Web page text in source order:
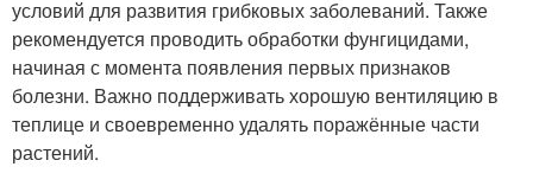
условий для развития грибковых заболеваний. Также
рекомендуется проводить обработки фунгицидами,
начиная с момента появления первых признаков
болезни. Важно поддерживать хорошую вентиляцию в
теплице и своевременно удалять поражённые части
растений.